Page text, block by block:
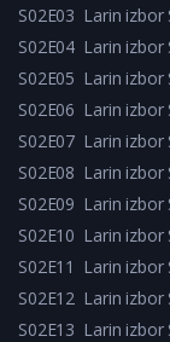
S02E03 Larin izbor
S02E04 Larin izbor
S02E05 Larin izbor
S02E06 Larin izbor
S02E07 Larin izbor
S02E08 Larin izbor
S02E09 Larin izbor
S02E10 Larin izbor
S02E11 Larin izbor
S02E12 Larin izbor
S02E13 Larin izbor